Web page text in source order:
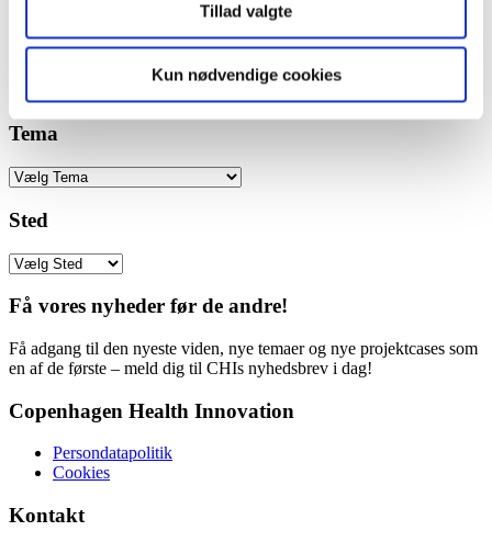
Tillad valgte
Kun nødvendige cookies
fællesskab og arbejdskultur i afdelingen. Fokus er også på
medarbejderes, patienters og pårørendes oplevelser samt
behovet for fælles normer og retningslinjer for mobilbrug
Tema
Sted
Få vores nyheder før de andre!
Få adgang til den nyeste viden, nye temaer og nye projektcases som
en af de første – meld dig til CHIs nyhedsbrev i dag!
Copenhagen Health Innovation
Persondatapolitik
Cookies
Kontakt